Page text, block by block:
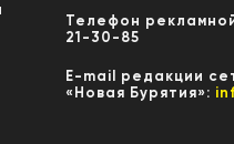
Телефон
21-30-85
E-mail редакции
«Новая Бурятия»: